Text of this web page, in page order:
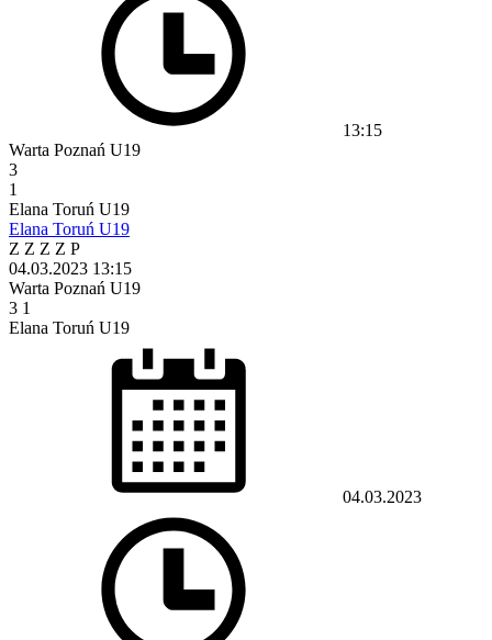
13:15
Warta Poznań U19
3
1
Elana Toruń U19
Elana Toruń U19
Z Z Z Z P
04.03.2023 13:15
Warta Poznań U19
3 1
Elana Toruń U19
04.03.2023